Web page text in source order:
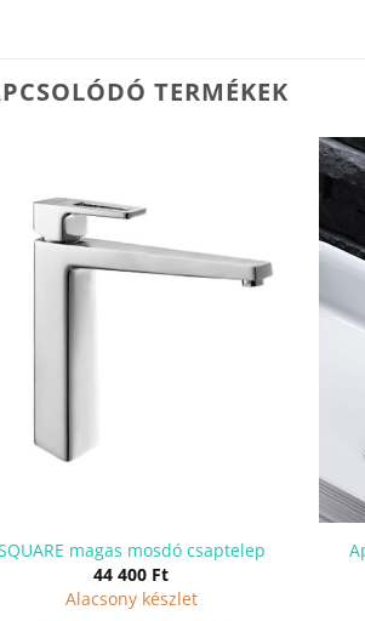
TERMÉKEK
magas mosdó csaptelep
44 400 Ft
Alacsony készlet